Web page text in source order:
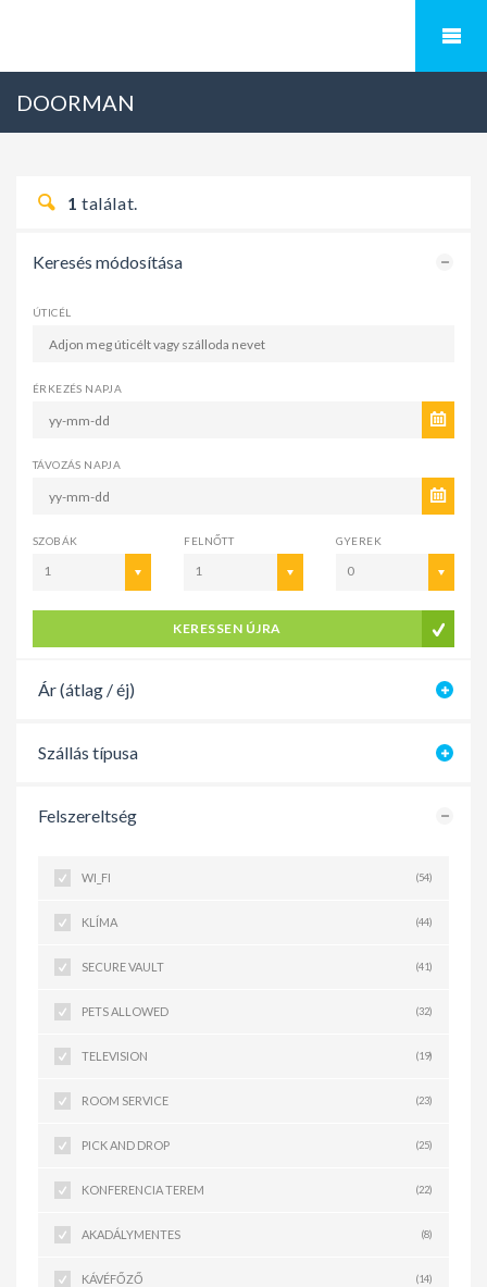
DOORMAN
1 találat.
Keresés módosítása
ÚTICÉL
ÉRKEZÉS NAPJA
TÁVOZÁS NAPJA
SZOBÁK
1
FELNŐTT
1
GYEREK
0
KERESSEN ÚJRA
Ár (átlag / éj)
Szállás típusa
Felszereltség
WI_FI (54)
KLÍMA (44)
SECURE VAULT (41)
PETS ALLOWED (32)
TELEVISION (19)
ROOM SERVICE (23)
PICK AND DROP (25)
KONFERENCIA TEREM (22)
AKADÁLYMENTES (8)
KÁVÉFŐZŐ (14)